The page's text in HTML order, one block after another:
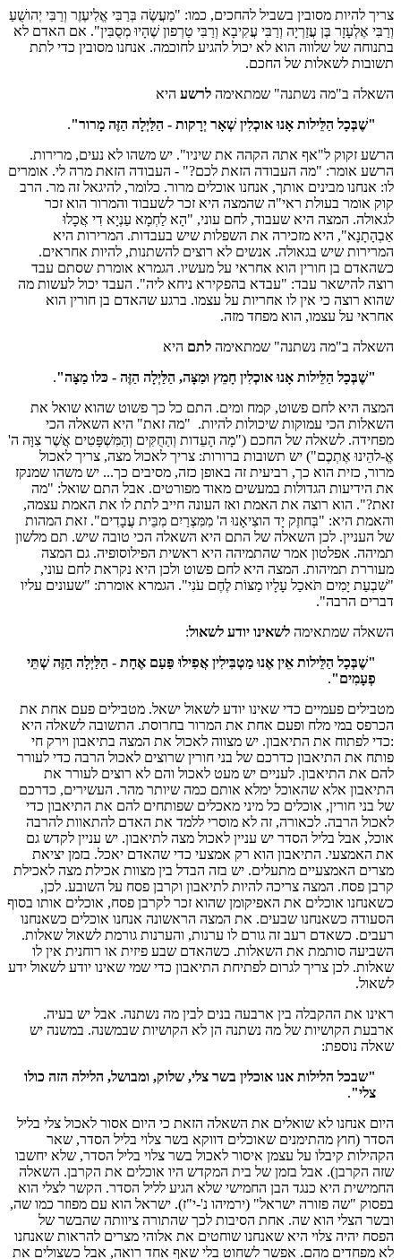
צריך להיות מסובין בשביל להחכים, כמו: "מַעֲשֶׂה בְּרַבִּי אֱלִיעֶזֶר וְרַבִּי יְהושֻׁעַ
וְרַבִּי אֶלְעָזָר בֶּן עֲזַרְיָה וְרַבִּי עֲקִיבָא וְרַבִּי טַרְפון שֶׁהָיוּ מְסֻבִּין". אם האדם לא
בתנוחה של שלווה הוא לא יכול להגיע לחוכמה. אנחנו מסובין כדי לתת
תשובות לשאלות של החכם.
השאלה ב"מה נשתנה" שמתאימה לרשע היא
"שֶׁבְּכָל הַלֵּילות אָנוּ אוכְלִין שְׁאָר יְרָקות - הַלַּיְלָה הַזֶּה מָרור".
הרשע זקוק ל"אף אתה הקהה את שיניו". יש משהו לא נעים, מרירות.
הרשע אומר: "מה העבודה הזאת לכם?" - העבודה הזאת מרה לי. אומרים
לו: אנחנו מבינים אותך, אנחנו אוכלים מרור. כלומר, להיגאל זה מר. הרב
קוק אומר בעולת ראי"ה שהמצה היא זכר לשעבוד והמרור הוא זכר
לגאולה. המצה היא שעבוד, לחם עוני, "הָא לַחְמָא עַנְיָא דִי אֲכָלוּ
אַבְהָתָנָא", היא מזכירה את השפלות שיש בעבדות. המרירות היא
המרירות שיש בגאולה. אנשים לא רוצים להשתנות, להיות אחראים.
כשהאדם בן חורין הוא אחראי על מעשיו. הגמרא אומרת שסתם עבד
רוצה להישאר עבד: "עבדא בהפקירא ניחא ליה". העבד יכול לעשות מה
שהוא רוצה כי אין לו אחריות על עצמו. ברגע שהאדם בן חורין הוא
אחראי על עצמו, הוא מפחד מזה.
השאלה ב"מה נשתנה" שמתאימה לתם היא
"שֶׁבְּכָל הַלֵּילות אָנוּ אוכְלִין חָמֵץ וּמַצָּה, הַלַּיְלָה הַזֶּה - כּלו מַצָּה".
המצה היא לחם פשוט, קמח ומים. התם כל כך פשוט שהוא שואל את
השאלות הכי עמוקות שיכולות להיות. "מה זאת" היא השאלה הכי
מפחידה. לשאלה של החכם ("מָה הָעֵדות וְהַחֻקִּים וְהַמִּשְׁפָּטִים אֲשֶׁר צִוָּה ה'
אֱ-להֵינוּ אֶתְכֶם") יש תשובות ברורות: צריך לאכול מצה, צריך לאכול
מרור, כזית הוא כך, רביעית זה באופן כזה, מסיבים כך... יש משהו שמנקז
את הידיעות הגדולות במעשים מאוד מפורטים. אבל התם שואל: "מה
זאת?". הוא רוצה את האמת ואז העונה חייב לתת לו את האמת עצמה,
והאמת היא: "בְּחוזֶק יָד הוצִיאָנוּ ה' מִמִּצְרַיִם מִבֵּית עֲבָדִים". זאת המהות
של העניין. לכן השאלה של התם היא השאלה הכי טובה שיש. תם מלשון
תמיהה. אפלטון אמר שהתמיהה היא ראשית הפילוסופיה. גם המצה
מעוררת תמיהות. המצה היא לחם פשוט ולכן היא נקראת לחם עוני,
"שִׁבְעַת יָמִים תֹּאכַל עָלָיו מַצּוֹת לֶחֶם עֹנִי". הגמרא אומרת: "שעונים עליו
דברים הרבה".
השאלה שמתאימה לשאינו יודע לשאול:
"שֶׁבְּכָל הַלֵּילות אֵין אֶנוּ מַטְבִּילִין אֲפִילוּ פַּעַם אֶחָת - הַלַּיְלָה הַזֶּה שְׁתֵּי
פְעָמִים".
מטבילים פעמיים כדי שאינו יודע לשאול ישאל. מטבילים פעם אחת את
הכרפס במי מלח ופעם אחת את המרור בחרוסת. התשובה לשאלה היא
:כדי לפתוח את התיאבון. יש מצווה לאכול את המצה בתיאבון וירק חי
פותח את התיאבון כדרכם של בני חורין שרוצים לאכול הרבה כדי לעורר
להם את התיאבון. לעניים יש מעט לאכול והם לא רוצים לעורר את
התיאבון אלא שהאוכל ימלא אותם כמה שיותר מהר. העשירים, כדרכם
של בני חורין, אוכלים כל מיני מאכלים שפותחים להם את התיאבון כדי
לאכול הרבה. לכאורה, זה לא מוסרי ללמד את האדם להתאוות להרבה
אוכל, אבל בליל הסדר יש עניין לאכול מצה לתיאבון. יש עניין לקדש גם
את האמצעי. התיאבון הוא רק אמצעי כדי שהאדם יאכל. בזמן יציאת
מצרים האמצעיים מתעלים. יש בזה הבדל בין מצוות אכילת מצה לאכילת
קרבן פסח. המצה צריכה להיות לתיאבון וקרבן פסח על השובע. לכן,
כשאנחנו אוכלים את האפיקומן שהוא זכר לקרבן פסח, אוכלים אותו בסוף
הסעודה כשאנחנו שבעים. את המצה הראשונה אנחנו אוכלים כשאנחנו
רעבים. כשאדם רעב זה גורם לו ערנות, והערנות גורמת לשאול שאלות.
השביעה סותמת את השאלות. כשהאדם שבע פיזית או רוחנית אין לו
שאלות. לכן צריך לגרום לפתיחת התיאבון כדי שמי שאינו יודע לשאול ידע
לשאול.
ראינו את ההקבלה בין ארבעה בנים לבין מה נשתנה. אבל יש בעיה.
ארבעת הקושיות של מה נשתנה הן לא הקושיות שבמשנה. במשנה יש
שאלה נוספת:
"שבכל הלילות אנו אוכלין בשר צלי, שלוק, ומבושל, הלילה הזה כולו
צלי".
היום אנחנו לא שואלים את השאלה הזאת כי היום אסור לאכול צלי בליל
הסדר (חוץ מהתימנים שאוכלים דווקא בשר צלוי בליל הסדר, שאר
הקהילות קיבלו על עצמן איסור לאכול בשר צלוי בליל הסדר, שלא יחשבו
שזה הקרבן). אבל בזמן של בית המקדש היו אוכלים את הקרבן. השאלה
החמישית היא כנגד הבן החמישי שלא הגיע לליל הסדר. הקשר לצלי הוא
בפסוק "שה פזורה ישראל" (ירמיהו נ'-י"ז). ישראל הוא עם מפוזר כמו שה,
ובשר הצלי הוא שה. אחת הסיבות לכך שהתורה ציוותה שהבשר של
הפסח יהיה צלוי היא שאנחנו שוחטים את אלוהי מצרים להראות שאנחנו
לא מפחדים מהם. אפשר לשחוט בלי שאף אחד רואה, אבל כשצולים את